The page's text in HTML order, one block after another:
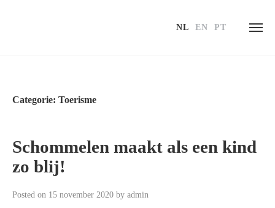
NL EN PT
Categorie: Toerisme
Schommelen maakt als een kind
zo blij!
Posted on 15 november 2020 by admin